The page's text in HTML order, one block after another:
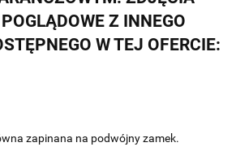
Z INNEGO
W TEJ OFERCIE:
zapinana na podwójny zamek.